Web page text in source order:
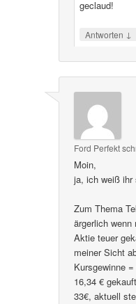
geclaud!
Antworten ↓
Ford Perfekt
Moin,
ja, ich weiß ihr
Zum Thema
ärgerlich
Aktie teuer
meiner Sicht
Kursgewinne
16,34 €
33€, aktuell